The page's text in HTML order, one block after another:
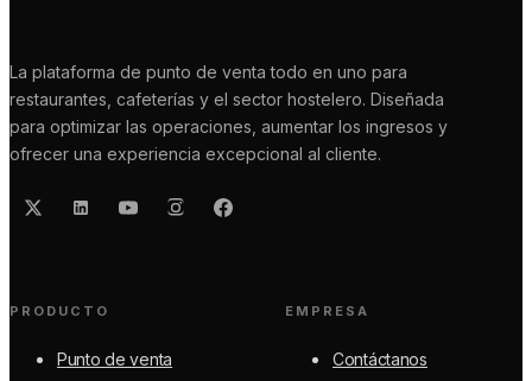
La plataforma de punto de venta todo en uno para
restaurantes, cafeterías y el sector hostelero. Diseñada
para optimizar las operaciones, aumentar los ingresos y
ofrecer una experiencia excepcional al cliente.
PRODUCTO
Punto de venta
EMPRESA
Contáctanos